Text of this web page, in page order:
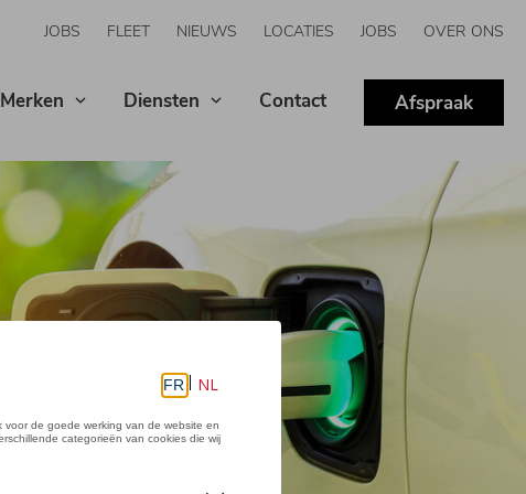
JOBS FLEET NIEUWS LOCATIES JOBS OVER ONS
Merken Diensten Contact Afspraak